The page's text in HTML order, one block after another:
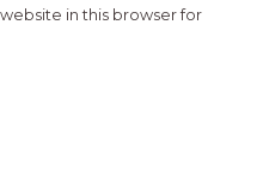
in this browser for